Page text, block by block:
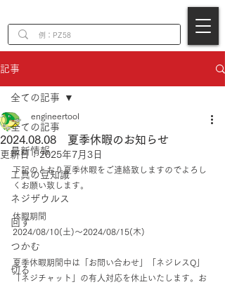
記事
全ての記事
最新情報
工具の豆知識
ネジザウルス
回す
つかむ
切る
全ての記事
2024.08.08 夏季休暇のお知らせ
engineertool
更新日：2025年7月3日
下記のとおり夏季休暇をご連絡致しますのでよろし
くお願い致します。
休暇期間
2024/08/10(土)～2024/08/15(木)
夏季休暇期間中は「お問い合わせ」「ネジレスQ」
「ネジチャット」の有人対応を休止いたします。お